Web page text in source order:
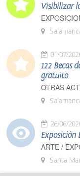
Visibilizar
01/07/
122 Becas
gratuito
OTRAS
26/06/
Exposición
ARTE /
Santa